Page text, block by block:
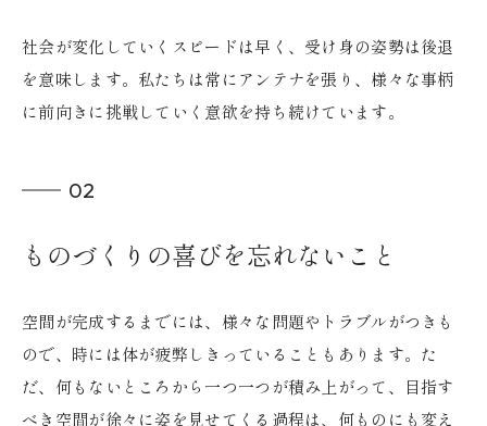
社会が変化していくスピードは早く、受け身の姿勢は後退
を意味します。私たちは常にアンテナを張り、様々な事柄
に前向きに挑戦していく意欲を持ち続けています。
02
ものづくりの喜びを忘れないこと
空間が完成するまでには、様々な問題やトラブルがつきも
ので、時には体が疲弊しきっていることもあります。た
だ、何もないところから一つ一つが積み上がって、目指す
べき空間が徐々に姿を見せてくる過程は、何ものにも変え